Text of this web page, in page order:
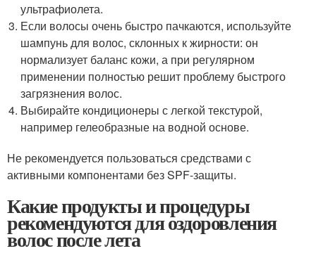
ультрафиолета.
Если волосы очень быстро пачкаются, используйте
шампунь для волос, склонных к жирности: он
нормализует баланс кожи, а при регулярном
применении полностью решит проблему быстрого
загрязнения волос.
Выбирайте кондиционеры с легкой текстурой,
например гелеобразные на водной основе.
Не рекомендуется пользоваться средствами с
активными компонентами без SPF-защиты.
Какие продукты и процедуры
рекомендуются для оздоровления
волос после лета